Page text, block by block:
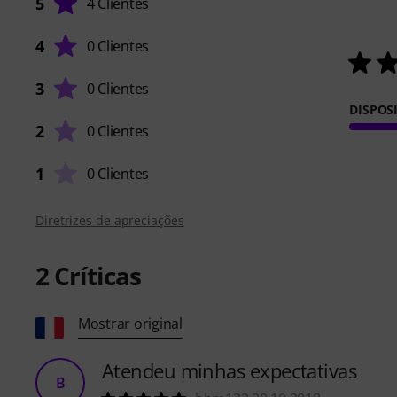
4 Clientes
4 0 Clientes
3 0 Clientes
2 0 Clientes
1 0 Clientes
Diretrizes de apreciações
2 Críticas
Mostrar original
B Atendeu minhas expectativas